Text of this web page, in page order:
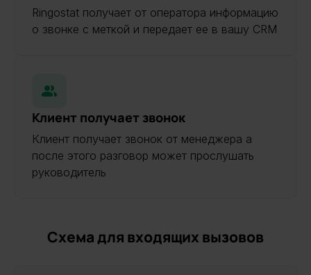
Ringostat получает от оператора информацию
о звонке с меткой и передает ее в вашу CRM
Клиент получает звонок
Клиент получает звонок от менеджера а
после этого разговор может прослушать
руководитель
Схема для входящих вызовов